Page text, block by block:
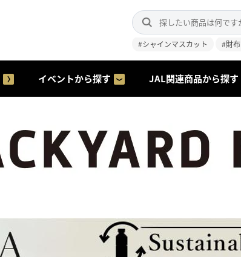
#シャインマスカット #財布
イベントから探す JAL関連商品から探す